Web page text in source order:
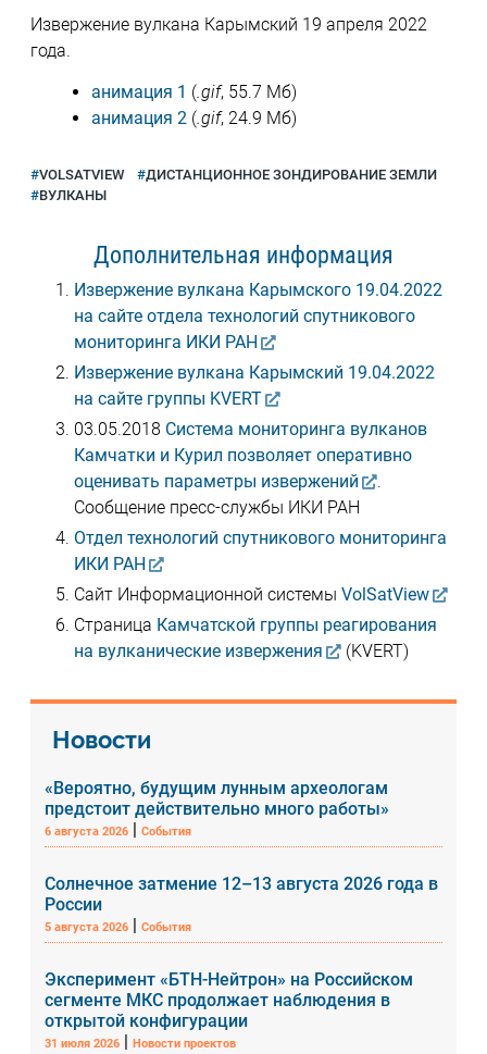
Извержение вулкана Карымский 19 апреля 2022
года.
анимация 1 (.gif, 55.7 Мб)
анимация 2(.gif, 24.9 Мб)
VOLSATVIEW
ДИСТАНЦИОННОЕ ЗОНДИРОВАНИЕ ЗЕМЛИ
ВУЛКАНЫ
Дополнительная информация
Извержение вулкана Карымского 19.04.2022
на сайте отдела технологий спутникового
мониторинга ИКИ РАН
Извержение вулкана Карымский 19.04.2022
на сайте группы KVERT
03.05.2018 Система мониторинга вулканов
Камчатки и Курил позволяет оперативно
оценивать параметры извержений
.
Сообщение пресс-службы ИКИ РАН
Отдел технологий спутникового мониторинга
ИКИ РАН
Сайт Информационной системы VolSatView
Страница Камчатской группы реагирования
на вулканические извержения
(KVERT)
Новости
«Вероятно, будущим лунным археологам
предстоит действительно много работы»
6 августа 2026 |События
Солнечное затмение 12–13 августа 2026 года в
России
5 августа 2026 |События
Эксперимент «БТН-Нейтрон» на Российском
сегменте МКС продолжает наблюдения в
открытой конфигурации
31 июля 2026 |Новости проектов